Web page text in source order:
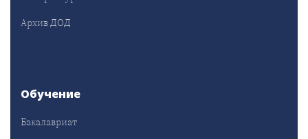
Архив ДОД
Обучение
Бакалавриат